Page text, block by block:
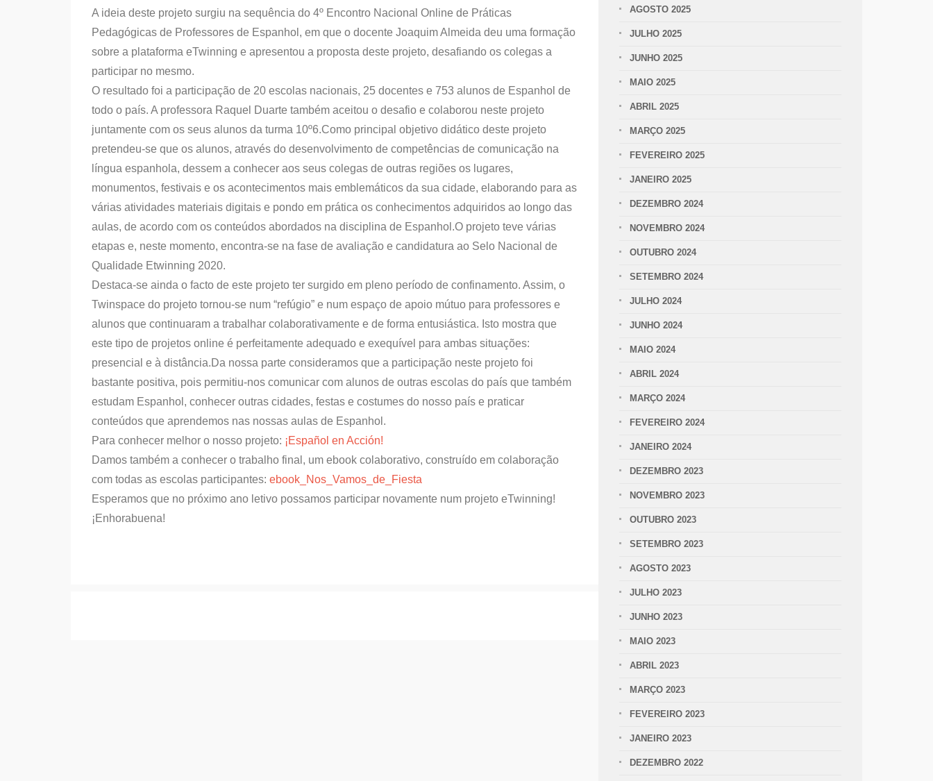
A ideia deste projeto surgiu na sequência do 4º Encontro Nacional Online de Práticas
Pedagógicas de Professores de Espanhol, em que o docente Joaquim Almeida deu uma formação
sobre a plataforma eTwinning e apresentou a proposta deste projeto, desafiando os colegas a
participar no mesmo.
O resultado foi a participação de 20 escolas nacionais, 25 docentes e 753 alunos de Espanhol de
todo o país. A professora Raquel Duarte também aceitou o desafio e colaborou neste projeto
juntamente com os seus alunos da turma 10º6.Como principal objetivo didático deste projeto
pretendeu-se que os alunos, através do desenvolvimento de competências de comunicação na
língua espanhola, dessem a conhecer aos seus colegas de outras regiões os lugares,
monumentos, festivais e os acontecimentos mais emblemáticos da sua cidade, elaborando para as
várias atividades materiais digitais e pondo em prática os conhecimentos adquiridos ao longo das
aulas, de acordo com os conteúdos abordados na disciplina de Espanhol.O projeto teve várias
etapas e, neste momento, encontra-se na fase de avaliação e candidatura ao Selo Nacional de
Qualidade Etwinning 2020.
Destaca-se ainda o facto de este projeto ter surgido em pleno período de confinamento. Assim, o
Twinspace do projeto tornou-se num “refúgio” e num espaço de apoio mútuo para professores e
alunos que continuaram a trabalhar colaborativamente e de forma entusiástica. Isto mostra que
este tipo de projetos online é perfeitamente adequado e exequível para ambas situações:
presencial e à distância.Da nossa parte consideramos que a participação neste projeto foi
bastante positiva, pois permitiu-nos comunicar com alunos de outras escolas do país que também
estudam Espanhol, conhecer outras cidades, festas e costumes do nosso país e praticar
conteúdos que aprendemos nas nossas aulas de Espanhol.
Para conhecer melhor o nosso projeto: ¡Español en Acción!
Damos também a conhecer o trabalho final, um ebook colaborativo, construído em colaboração
com todas as escolas participantes: ebook_Nos_Vamos_de_Fiesta
Esperamos que no próximo ano letivo possamos participar novamente num projeto eTwinning!
¡Enhorabuena!
AGOSTO 2025
JULHO 2025
JUNHO 2025
MAIO 2025
ABRIL 2025
MARÇO 2025
FEVEREIRO 2025
JANEIRO 2025
DEZEMBRO 2024
NOVEMBRO 2024
OUTUBRO 2024
SETEMBRO 2024
JULHO 2024
JUNHO 2024
MAIO 2024
ABRIL 2024
MARÇO 2024
FEVEREIRO 2024
JANEIRO 2024
DEZEMBRO 2023
NOVEMBRO 2023
OUTUBRO 2023
SETEMBRO 2023
AGOSTO 2023
JULHO 2023
JUNHO 2023
MAIO 2023
ABRIL 2023
MARÇO 2023
FEVEREIRO 2023
JANEIRO 2023
DEZEMBRO 2022